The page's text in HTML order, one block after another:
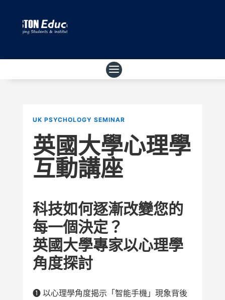
UK PSYCHOLOGY SEMINAR
英國大學心理學
互動講座
科技如何逐漸改變您的
每一個決定？
英國大學專家以心理學
角度探討
➊ 以心理學角度揭示「智能手機」現象背後